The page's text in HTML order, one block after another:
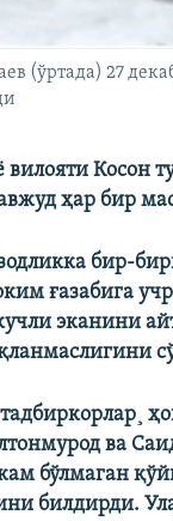
(ўртада) 27
Косон
ҳар бир
бир-
ғазабига
эканини
ва
бўлмаган
билдирди.